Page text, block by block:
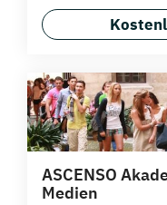
ASCENSO
Medien